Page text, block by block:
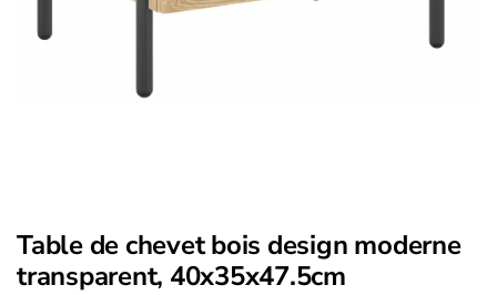
Table de chevet bois design moderne
transparent, 40x35x47.5cm